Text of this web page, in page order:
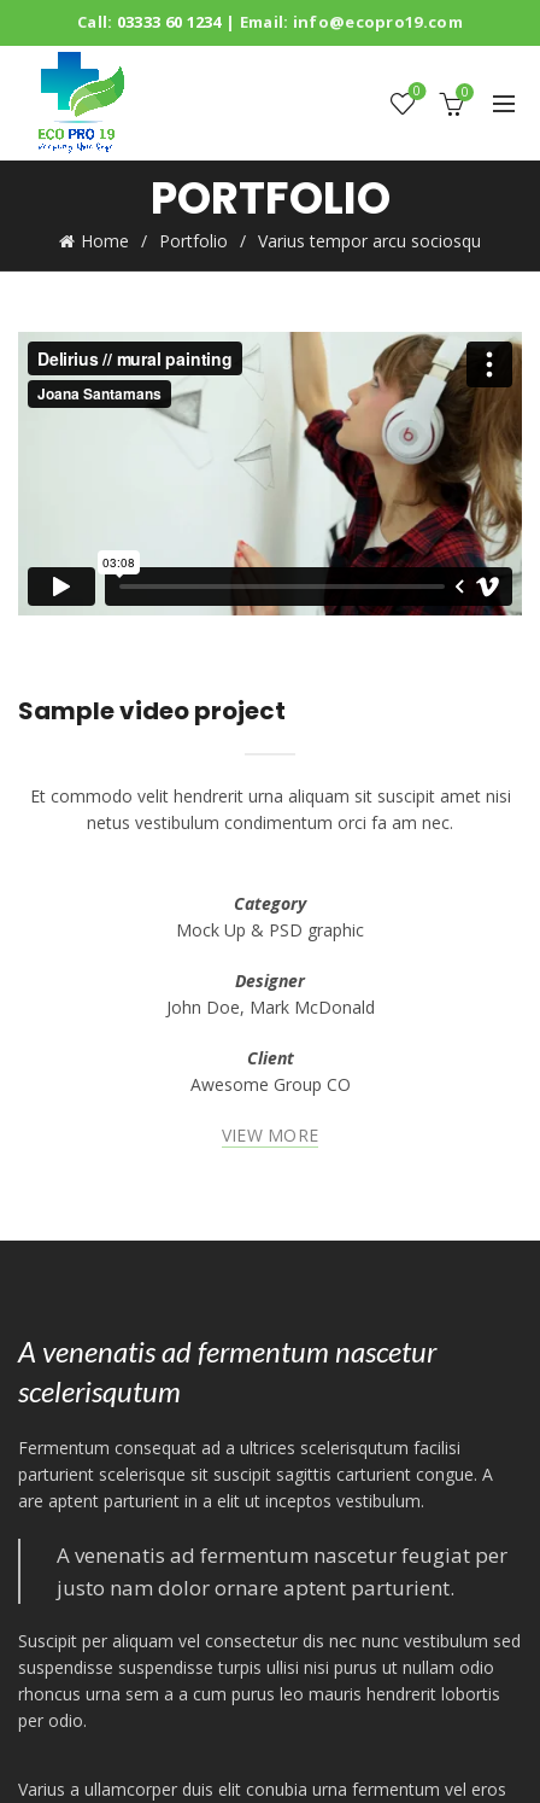
Call: 03333 60 1234| Email: info@ecopro19.com
0 0
PORTFOLIO
Home Portfolio Varius tempor arcu sociosqu
Sample video project
Et commodo velit hendrerit urna aliquam sit suscipit amet nisi
netus vestibulum condimentum orci fa am nec.
Category
Mock Up & PSD graphic
Designer
John Doe, Mark McDonald
Client
Awesome Group CO
VIEW MORE
A venenatis ad fermentum nascetur
scelerisqutum
Fermentum consequat ad a ultrices scelerisqutum facilisi
parturient scelerisque sit suscipit sagittis carturient congue. A
are aptent parturient in a elit ut inceptos vestibulum.
A venenatis ad fermentum nascetur feugiat per
justo nam dolor ornare aptent parturient.
Suscipit per aliquam vel consectetur dis nec nunc vestibulum sed
suspendisse suspendisse turpis ullisi nisi purus ut nullam odio
rhoncus urna sem a a cum purus leo mauris hendrerit lobortis
per odio.
Varius a ullamcorper duis elit conubia urna fermentum vel eros